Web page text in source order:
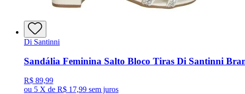
Di Santinni
Sandália Feminina Salto Bloco Tiras Di Santinni
R$ 89,99
ou 5 X de R$ 17,99 sem juros